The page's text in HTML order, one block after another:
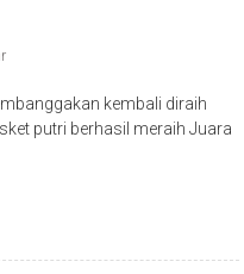
kembali diraih
putri berhasil meraih Juara